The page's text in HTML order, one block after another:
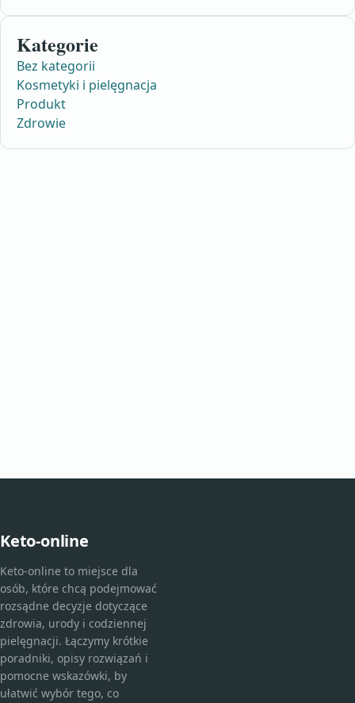
Kategorie
Bez kategorii
Kosmetyki i pielęgnacja
Produkt
Zdrowie
Keto-online
Keto-online to miejsce dla
osób, które chcą podejmować
rozsądne decyzje dotyczące
zdrowia, urody i codziennej
pielęgnacji. Łączymy krótkie
poradniki, opisy rozwiązań i
pomocne wskazówki, by
ułatwić wybór tego, co